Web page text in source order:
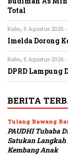
Total
Rabu, 5 Agustus 2026 -
Imelda Dorong
Rabu, 5 Agustus 2026 -
DPRD Lampung
BERITA
Tulang Bawang
PAUDHI Tubaba
Satukan
Kembang Anak